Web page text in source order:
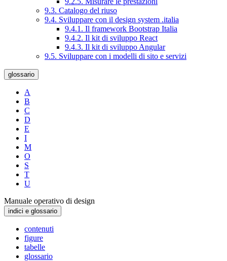
9.3. Catalogo del riuso
9.4. Sviluppare con il design system .italia
9.4.1. Il framework Bootstrap Italia
9.4.2. Il kit di sviluppo React
9.4.3. Il kit di sviluppo Angular
9.5. Sviluppare con i modelli di sito e servizi
glossario
A
B
C
D
E
I
M
O
S
T
U
Manuale operativo di design
indici e glossario
contenuti
figure
tabelle
glossario